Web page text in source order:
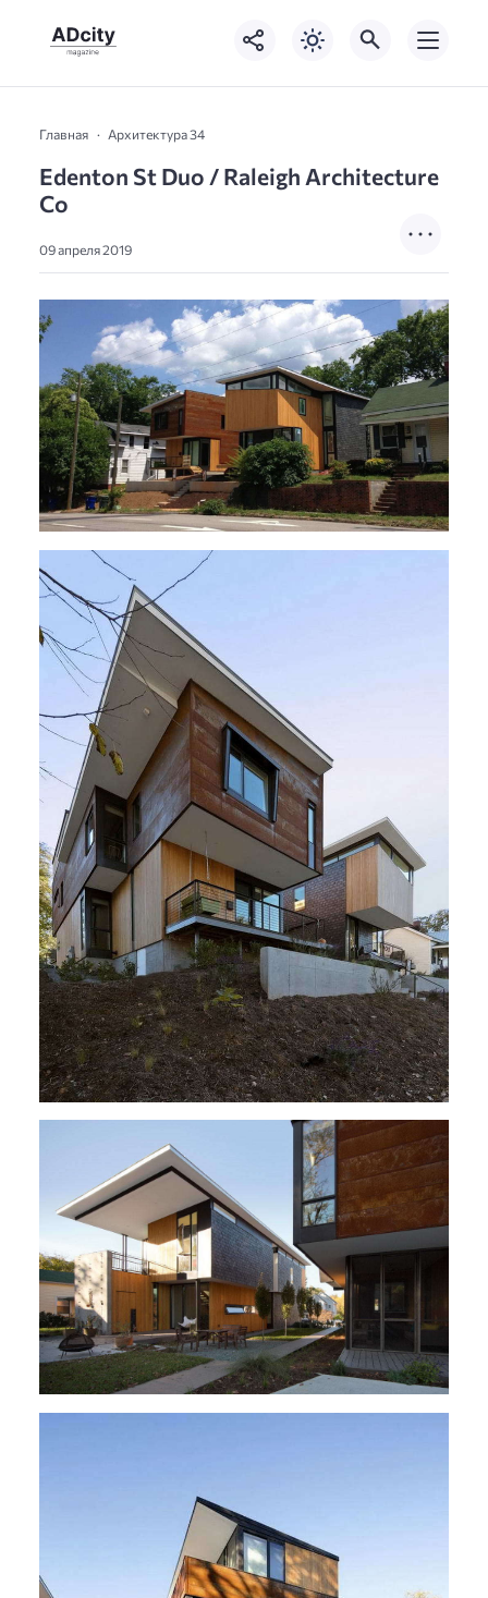
Главная Архитектура 34
Edenton St Duo / Raleigh Architecture
Co
09 апреля 2019